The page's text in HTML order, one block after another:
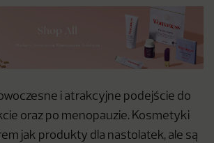
i atrakcyjne podejście do
oraz po menopauzie. Kosmetyki
jak produkty dla nastolatek, ale są